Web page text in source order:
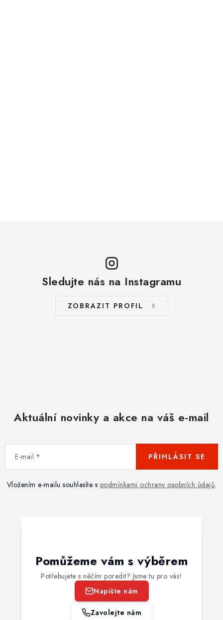
Sledujte nás na Instagramu
ZOBRAZIT PROFIL
Aktuální novinky a akce na váš e-mail
E-mail
Vložením e-mailu souhlasíte s podmínkami ochrany osobních údajů.
PŘIHLÁSIT SE
Pomůžeme vám s výběrem
Potřebujete s něčím poradit? Jsme tu pro vás!
Napište nám
Zavolejte nám